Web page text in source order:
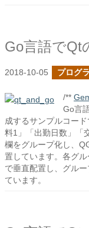
2018-10-05 プログ
/**
Go言
成するサンプルコー
料1」「出勤日数」「
欄をグループ化し、
置しています。各グ
で垂直配置し、グル
ています。